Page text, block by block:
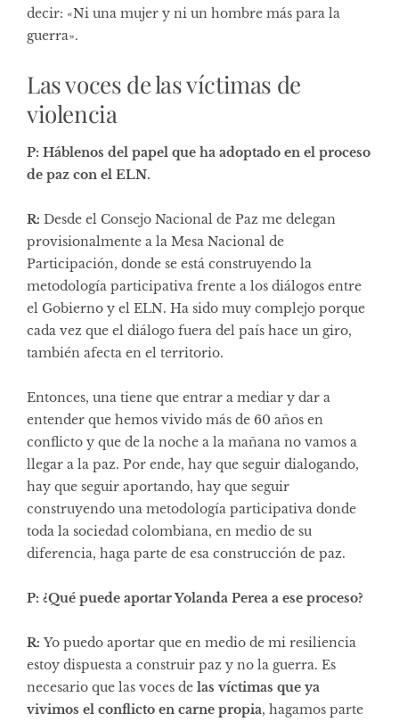
decir: «Ni una mujer y ni un hombre más para la
guerra».
Las voces de las víctimas de
violencia
P: Háblenos del papel que ha adoptado en el proceso
de paz con el ELN.
R: Desde el Consejo Nacional de Paz me delegan
provisionalmente a la Mesa Nacional de
Participación, donde se está construyendo la
metodología participativa frente a los diálogos entre
el Gobierno y el ELN. Ha sido muy complejo porque
cada vez que el diálogo fuera del país hace un giro,
también afecta en el territorio.
Entonces, una tiene que entrar a mediar y dar a
entender que hemos vivido más de 60 años en
conflicto y que de la noche a la mañana no vamos a
llegar a la paz. Por ende, hay que seguir dialogando,
hay que seguir aportando, hay que seguir
construyendo una metodología participativa donde
toda la sociedad colombiana, en medio de su
diferencia, haga parte de esa construcción de paz.
P: ¿Qué puede aportar Yolanda Perea a ese proceso?
R: Yo puedo aportar que en medio de mi resiliencia
estoy dispuesta a construir paz y no la guerra. Es
necesario que las voces de las víctimas que ya
vivimos el conflicto en carne propia, hagamos parte